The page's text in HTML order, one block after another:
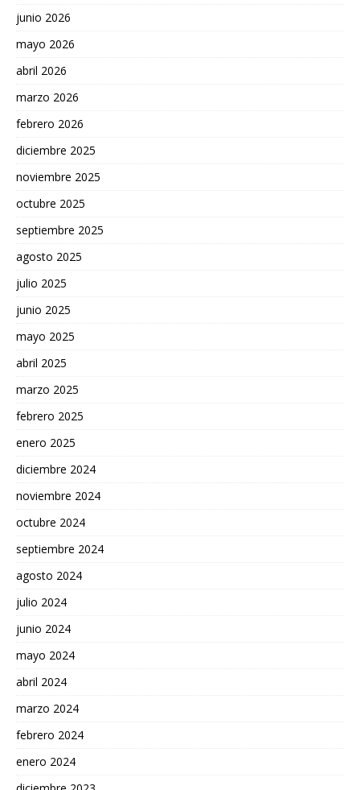
junio 2026
mayo 2026
abril 2026
marzo 2026
febrero 2026
diciembre 2025
noviembre 2025
octubre 2025
septiembre 2025
agosto 2025
julio 2025
junio 2025
mayo 2025
abril 2025
marzo 2025
febrero 2025
enero 2025
diciembre 2024
noviembre 2024
octubre 2024
septiembre 2024
agosto 2024
julio 2024
junio 2024
mayo 2024
abril 2024
marzo 2024
febrero 2024
enero 2024